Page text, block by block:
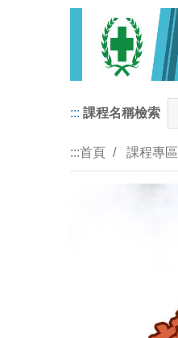
::: 課程名稱檢索
:::首頁 課程專區